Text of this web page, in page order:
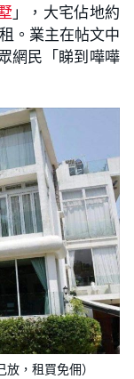
」，大宅佔地約
。業主在帖文中
網民「睇到嘩嘩
，租買免佣）